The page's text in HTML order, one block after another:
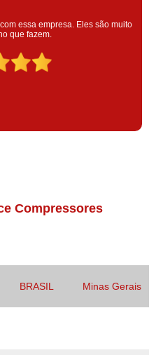
atendimento muito bom!
destaque para o colaborador
profissional!
Compressores
BRASIL Minas Gerais